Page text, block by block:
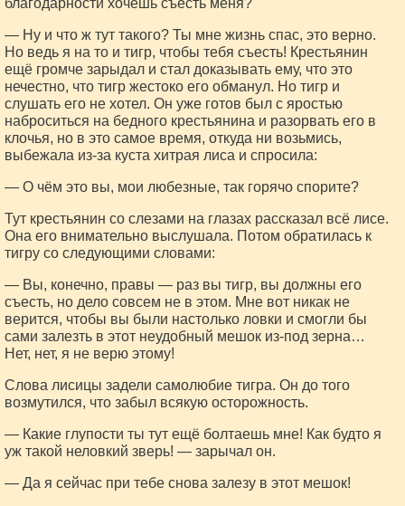
благодарности хочешь съесть меня?
— Ну и что ж тут такого? Ты мне жизнь спас, это верно.
Но ведь я на то и тигр, чтобы тебя съесть! Крестьянин
ещё громче зарыдал и стал доказывать ему, что это
нечестно, что тигр жестоко его обманул. Но тигр и
слушать его не хотел. Он уже готов был с яростью
наброситься на бедного крестьянина и разорвать его в
клочья, но в это самое время, откуда ни возьмись,
выбежала из-за куста хитрая лиса и спросила:
— О чём это вы, мои любезные, так горячо спорите?
Тут крестьянин со слезами на глазах рассказал всё лисе.
Она его внимательно выслушала. Потом обратилась к
тигру со следующими словами:
— Вы, конечно, правы — раз вы тигр, вы должны его
съесть, но дело совсем не в этом. Мне вот никак не
верится, чтобы вы были настолько ловки и смогли бы
сами залезть в этот неудобный мешок из-под зерна…
Нет, нет, я не верю этому!
Слова лисицы задели самолюбие тигра. Он до того
возмутился, что забыл всякую осторожность.
— Какие глупости ты тут ещё болтаешь мне! Как будто я
уж такой неловкий зверь! — зарычал он.
— Да я сейчас при тебе снова залезу в этот мешок!